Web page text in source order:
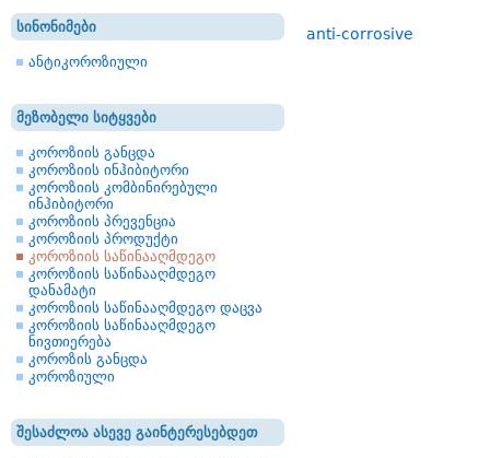
სინონიმები
ანტიკოროზიული
მეზობელი სიტყვები
კოროზიის განცდა
კოროზიის ინჰიბიტორი
კოროზიის კომბინირებული
ინჰიბიტორი
კოროზიის პრევენცია
კოროზიის პროდუქტი
კოროზიის საწინააღმდეგო
კოროზიის საწინააღმდეგო
დანამატი
კოროზიის საწინააღმდეგო დაცვა
კოროზიის საწინააღმდეგო
ნივთიერება
კოროზის განცდა
კოროზიული
შესაძლოა ასევე გაინტერესებდეთ
anti-corrosive